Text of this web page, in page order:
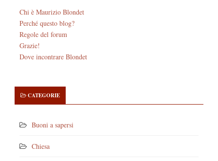
Chi è Maurizio Blondet
Perché questo blog?
Regole del forum
Grazie!
Dove incontrare Blondet
CATEGORIE
Buoni a sapersi
Chiesa